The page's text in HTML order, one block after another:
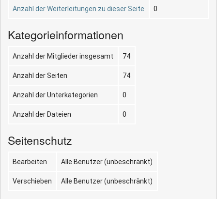
Anzahl der Weiterleitungen zu dieser Seite 0
Kategorieinformationen
Anzahl der Mitglieder insgesamt 74
Anzahl der Seiten 74
Anzahl der Unterkategorien 0
Anzahl der Dateien 0
Seitenschutz
Bearbeiten Alle Benutzer (unbeschränkt)
Verschieben Alle Benutzer (unbeschränkt)